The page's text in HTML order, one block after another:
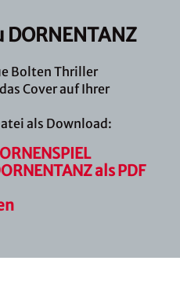
Bolten Thriller
Cover auf Ihrer
als Download:
als PDF